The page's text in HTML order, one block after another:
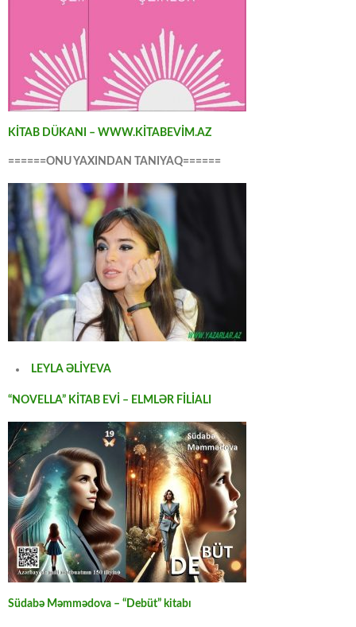
KİTAB DÜKANI – WWW.KİTABEVİM.AZ
======ONU YAXINDAN TANIYAQ======
LEYLA ƏLİYEVA
“NOVELLA” KİTAB EVİ – ELMLƏR FİLİALI
Südabə Məmmədova – “Debüt” kitabı